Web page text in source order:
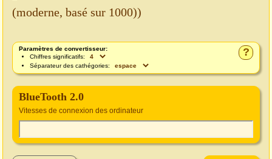
(moderne, basé sur 1000))
?
Paramètres de convertisseur:
Chiffres significatifs:
Séparateur des cathégories:
BlueTooth 2.0
Vitesses de connexion des ordinateur